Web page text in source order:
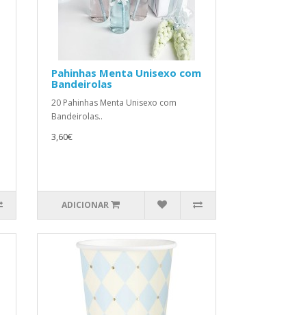
Pahinhas Menta Unisexo com
Bandeirolas
20 Pahinhas Menta Unisexo com
Bandeirolas..
3,60€
ADICIONAR